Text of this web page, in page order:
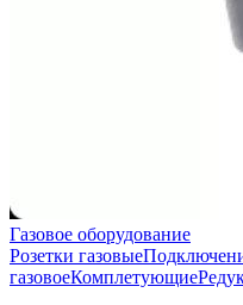
Газовое оборудование
Розетки газовые
газовоеКомплетующие